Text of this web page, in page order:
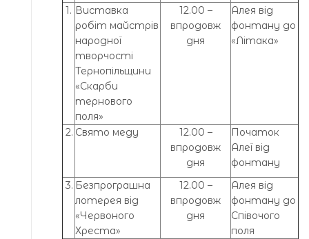
1. Виставка
робіт майстрів
народної
творчості
Тернопільщини
«Скарби
тернового
поля»
12.00 –
впродовж
дня
Алея від
фонтану до
«Літака»
2. Свято меду
12.00 –
впродовж
дня
Початок
Алеї від
фонтану
3. Безпрограшна
лотерея від
«Червоного
Хреста»
12.00 –
впродовж
дня
Алея від
фонтану до
Співочого
поля